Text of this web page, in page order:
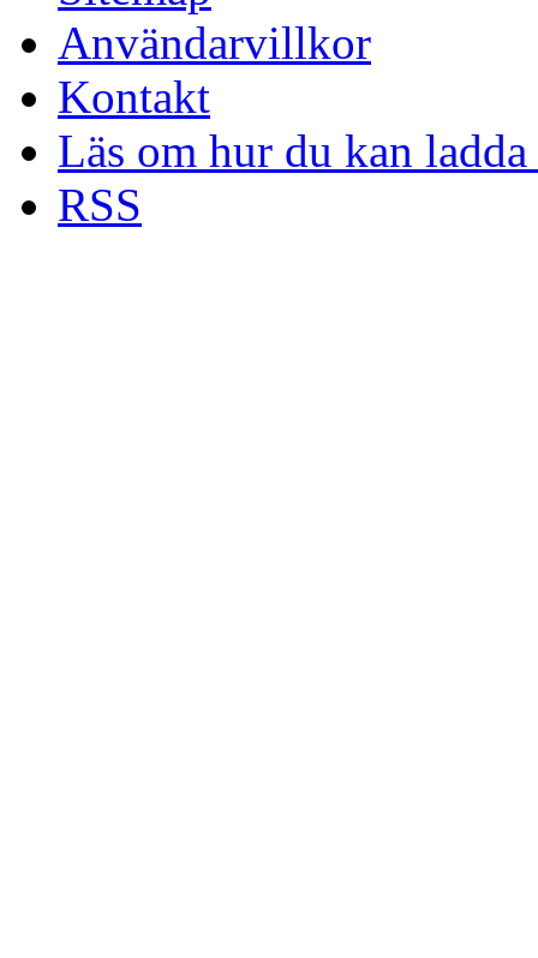
Användarvillkor
Kontakt
Läs om hur du kan
RSS